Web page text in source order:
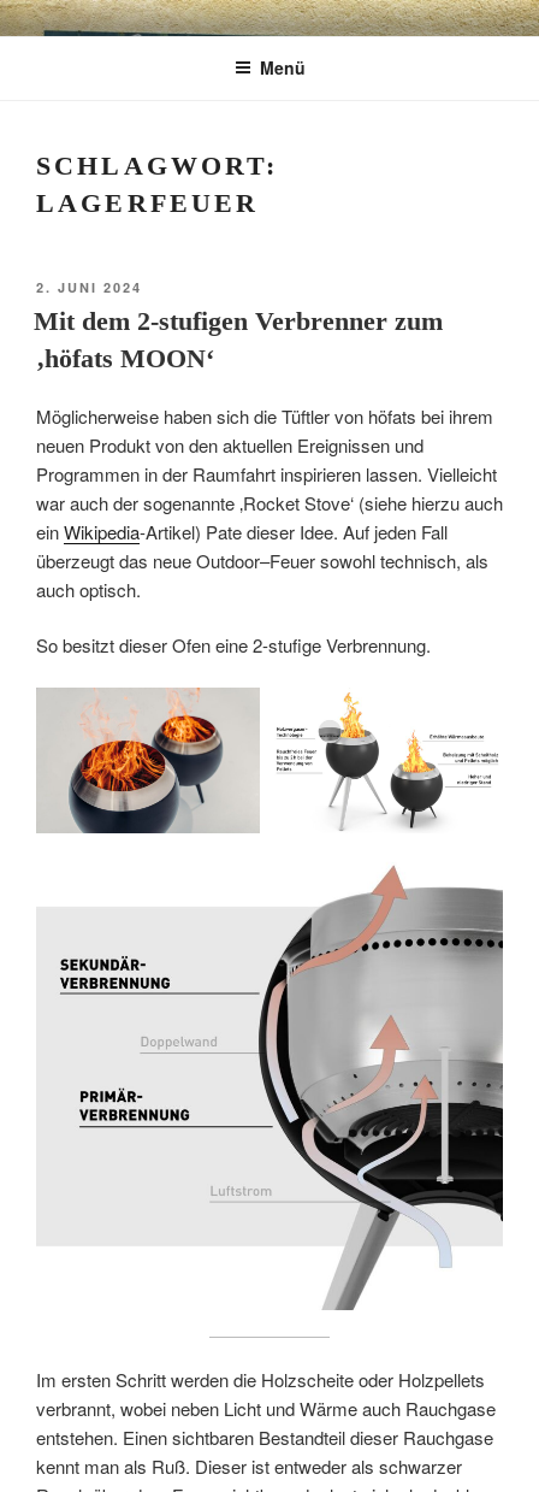
Zum
InhaltCHARME
Geschenkartikel & Kunstobjekte in Bad
Menü
SCHLAGWORT:
LAGERFEUER
VERÖFFENTLICHT
2. JUNI 2024
Mit dem 2-stufigen Verbrenner zum
‚höfats MOON‘
Möglicherweise haben sich die Tüftler von höfats bei ihrem
neuen Produkt von den aktuellen Ereignissen und
Programmen in der Raumfahrt inspirieren lassen. Vielleicht
war auch der sogenannte ‚Rocket Stove‘ (siehe hierzu auch
einWikipedia-Artikel) Pate dieser Idee. Auf jeden Fall
überzeugt das neue Outdoor–Feuer sowohl technisch, als
auch optisch.
So besitzt dieser Ofen eine 2-stufige Verbrennung.
Im ersten Schritt werden die Holzscheite oder Holzpellets
verbrannt, wobei neben Licht und Wärme auch Rauchgase
entstehen. Einen sichtbaren Bestandteil dieser Rauchgase
kennt man als Ruß. Dieser ist entweder als schwarzer